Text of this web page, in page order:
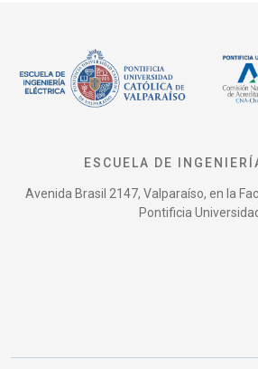
ESCUELA DE
Avenida Brasil 2147, Valparaíso, en la
Pontificia